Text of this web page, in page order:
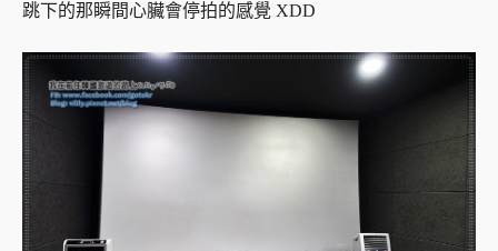
跳下的那瞬間心臟會停拍的感覺 XDD